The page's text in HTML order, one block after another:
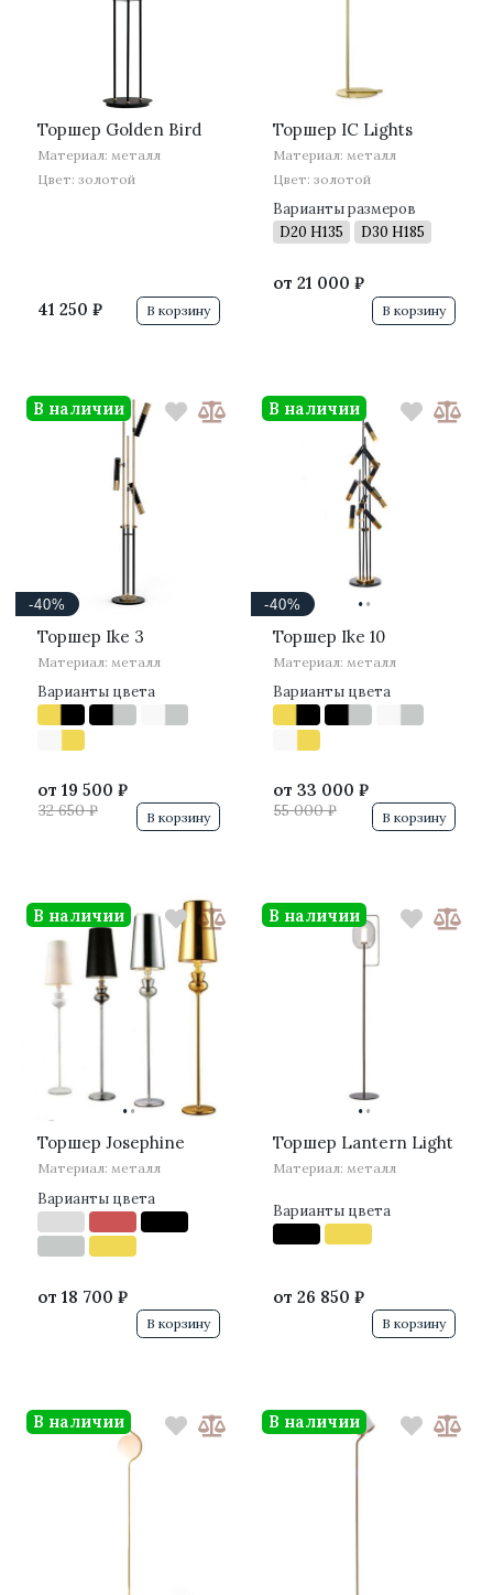
Торшер Golden Bird
Материал: металл
Цвет: золотой
41 250 ₽ В корзину
Торшер IC Lights
Материал: металл
Цвет: золотой
Варианты размеров
D20 H135
D30 H185
от 21 000 ₽
В корзину
-40%
Торшер Ike 3
Материал: металл
Варианты цвета
от 19 500 ₽
32 650 ₽
В наличии
В корзину
··
-40%
Торшер Ike 10
Материал: металл
Варианты цвета
от 33 000 ₽
55 000 ₽
В наличии
В корзину
··
Торшер Josephine
Материал: металл
Варианты цвета
от 18 700 ₽
В наличии
В корзину
··
Торшер Lantern Light
Материал: металл
Варианты цвета
от 26 850 ₽
В наличии
В корзину
В наличии В наличии